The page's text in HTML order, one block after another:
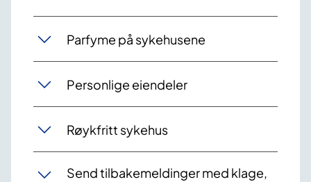
Parfyme på sykehusene
Personlige eiendeler
Røykfritt sykehus
Send tilbakemeldinger med klage,